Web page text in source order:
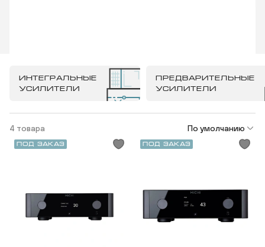
ИНТЕГРАЛЬНЫЕ
УСИЛИТЕЛИ
ПРЕДВАРИТЕЛЬНЫЕ
УСИЛИТЕЛИ
4 товара По умолчанию
Под заказ Под заказ